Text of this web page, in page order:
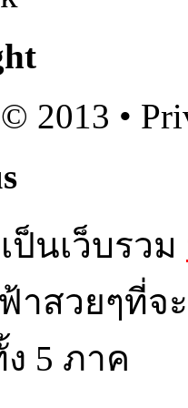
© 2013 •
ป็นเว็บรวม
ฟ้าสวยๆที่
5 ภาค